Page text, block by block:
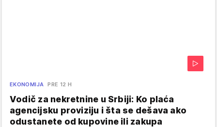
EKONOMIJA PRE 12 H
Vodič za nekretnine u Srbiji: Ko plaća
agencijsku proviziju i šta se dešava ako
odustanete od kupovine ili zakupa